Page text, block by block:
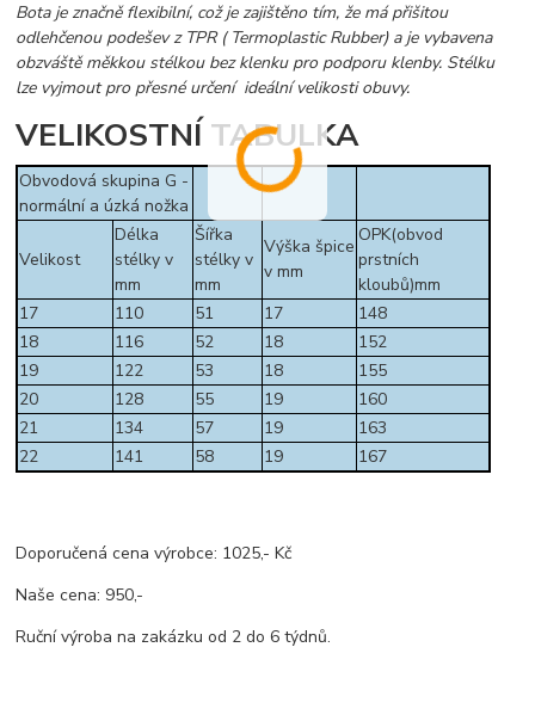
Bota je značně flexibilní, což je zajištěno tím, že má přišitou
odlehčenou podešev z TPR ( Termoplastic Rubber) a je vybavena
obzváště měkkou stélkou bez klenku pro podporu klenby. Stélku
lze vyjmout pro přesné určení ideální velikosti obuvy.
VELIKOSTNÍ TABULKA
Obvodová skupina G -
normální a úzká nožka
Velikost
Délka
stélky v
mm
Šířka
stélky v
mm
Výška špice
v mm
OPK(obvod
prstních
kloubů)mm
17
110 51 17
148
18
116 52 18
152
19
122 53 18
155
20
128 55 19
160
21
134 57 19
163
22
141 58 19 167
Doporučená cena výrobce: 1025,- Kč
Naše cena: 950,-
Ruční výroba na zakázku od 2 do 6 týdnů.